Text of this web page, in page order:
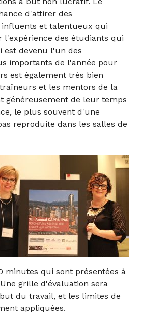
d'attirer des
et talentueux qui
l'expérience des étudiants qui
est devenu l'un des
importants de l'année pour
est également très bien
et les mentors de la
généreusement de leur temps
le plus souvent d'une
reproduite dans les salles de
minutes qui sont présentées à
grille d'évaluation sera
du travail, et les limites de
appliquées.